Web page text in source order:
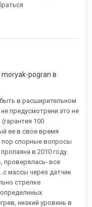
moryak-pogran в
в расширительном
предусмотрени это не
100
ее в свое время
пор спорные вопросы
в 2010 году.
проверялась- все
массы через датчик
стрелке
низкий уровень в